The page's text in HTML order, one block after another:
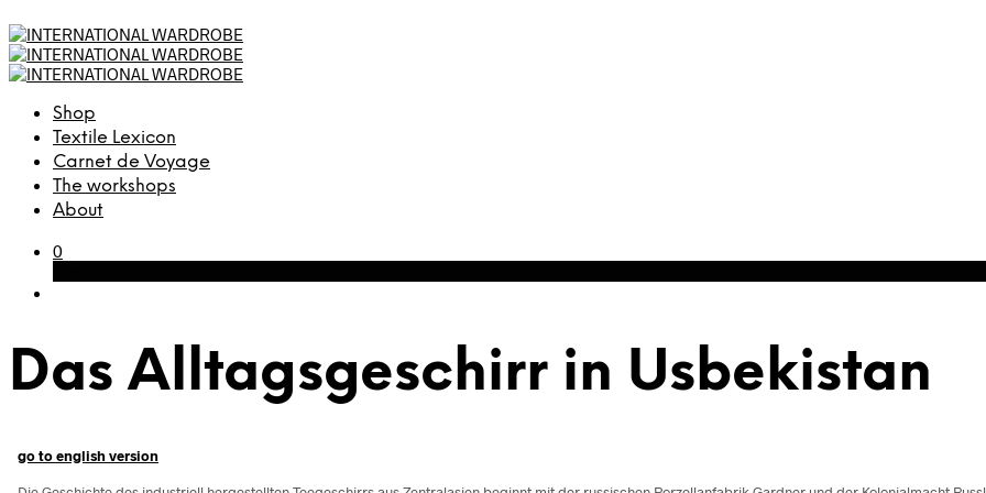
Shop
Textile Lexicon
Carnet de Voyage
The workshops
About
0
Das Alltagsgeschirr in Usbekistan
go to english version